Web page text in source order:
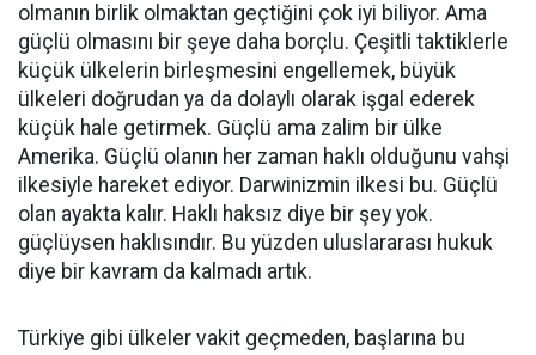
olmanın birlik olmaktan geçtiğini çok iyi biliyor. Ama
güçlü olmasını bir şeye daha borçlu. Çeşitli taktiklerle
küçük ülkelerin birleşmesini engellemek, büyük
ülkeleri doğrudan ya da dolaylı olarak işgal ederek
küçük hale getirmek. Güçlü ama zalim bir ülke
Amerika. Güçlü olanın her zaman haklı olduğunu vahşi
ilkesiyle hareket ediyor. Darwinizmin ilkesi bu. Güçlü
olan ayakta kalır. Haklı haksız diye bir şey yok.
güçlüysen haklısındır. Bu yüzden uluslararası hukuk
diye bir kavram da kalmadı artık.
Türkiye gibi ülkeler vakit geçmeden, başlarına bu